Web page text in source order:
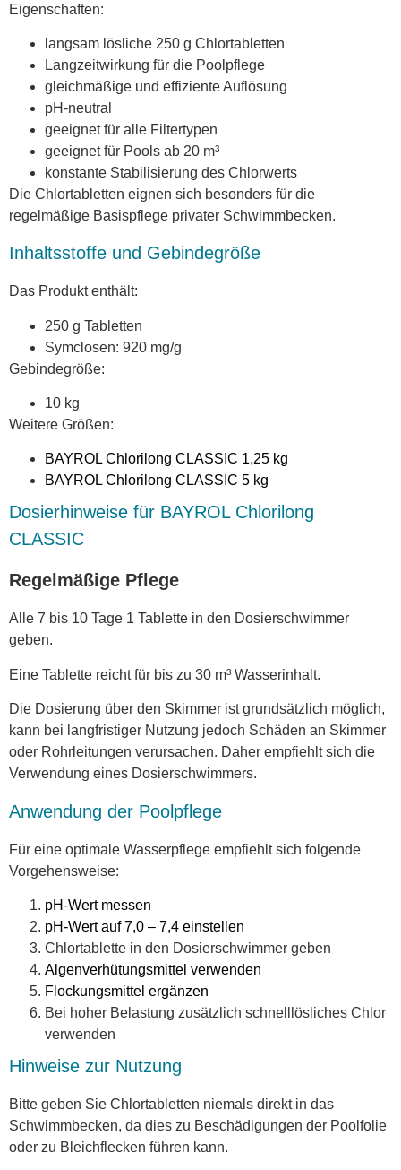
Eigenschaften:
langsam lösliche 250 g Chlortabletten
Langzeitwirkung für die Poolpflege
gleichmäßige und effiziente Auflösung
pH-neutral
geeignet für alle Filtertypen
geeignet für Pools ab 20 m³
konstante Stabilisierung des Chlorwerts
Die Chlortabletten eignen sich besonders für die
regelmäßige Basispflege privater Schwimmbecken.
Inhaltsstoffe und Gebindegröße
Das Produkt enthält:
250 g Tabletten
Symclosen: 920 mg/g
Gebindegröße:
10 kg
Weitere Größen:
BAYROL Chlorilong CLASSIC 1,25 kg
BAYROL Chlorilong CLASSIC 5 kg
Dosierhinweise für BAYROL Chlorilong
CLASSIC
Regelmäßige Pflege
Alle 7 bis 10 Tage 1 Tablette in den Dosierschwimmer
geben.
Eine Tablette reicht für bis zu 30 m³ Wasserinhalt.
Die Dosierung über den Skimmer ist grundsätzlich möglich,
kann bei langfristiger Nutzung jedoch Schäden an Skimmer
oder Rohrleitungen verursachen. Daher empfiehlt sich die
Verwendung eines Dosierschwimmers.
Anwendung der Poolpflege
Für eine optimale Wasserpflege empfiehlt sich folgende
Vorgehensweise:
pH-Wert messen
pH-Wert auf 7,0 – 7,4 einstellen
Chlortablette in den Dosierschwimmer geben
Algenverhütungsmittel verwenden
Flockungsmittel ergänzen
Bei hoher Belastung zusätzlich schnelllösliches Chlor
verwenden
Hinweise zur Nutzung
Bitte geben Sie Chlortabletten niemals direkt in das
Schwimmbecken, da dies zu Beschädigungen der Poolfolie
oder zu Bleichflecken führen kann.